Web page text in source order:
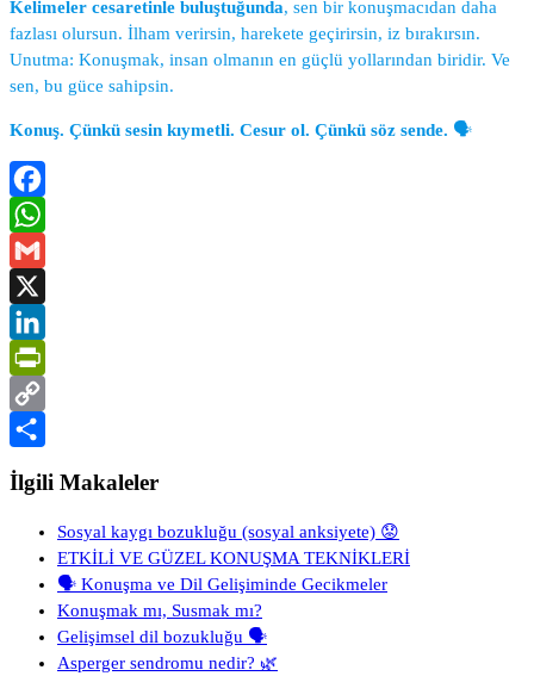
Kelimeler cesaretinle buluştuğunda, sen bir konuşmacıdan daha
fazlası olursun. İlham verirsin, harekete geçirirsin, iz bırakırsın.
Unutma: Konuşmak, insan olmanın en güçlü yollarından biridir. Ve
sen, bu güce sahipsin.
Konuş. Çünkü sesin kıymetli. Cesur ol. Çünkü söz sende. 🗣️
Facebook
WhatsApp
Gmail
X
LinkedIn
PrintFriendly
Copy
Link
Share
İlgili Makaleler
Sosyal kaygı bozukluğu (sosyal anksiyete) 😟
ETKİLİ VE GÜZEL KONUŞMA TEKNİKLERİ
🗣️ Konuşma ve Dil Gelişiminde Gecikmeler
Konuşmak mı, Susmak mı?
Gelişimsel dil bozukluğu 🗣️
Asperger sendromu nedir? 🌿